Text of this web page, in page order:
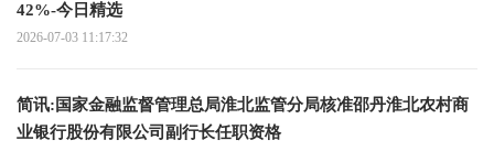
42%-今日精选
2026-07-03 11:17:32
简讯:国家金融监督管理总局淮北监管分局核准邵丹淮北农村商
业银行股份有限公司副行长任职资格